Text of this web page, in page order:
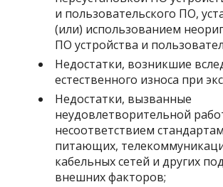
и пользовательского ПО,
(или) использованием
ПО устройства и
Недостатки, возникшие
естественного износа при
Недостатки, вызванные
неудовлетворительной
несоответствием
питающих,
кабельных сетей и других
внешних факторов;